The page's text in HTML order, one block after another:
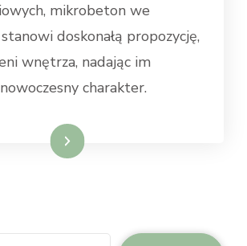
mikrobeton we
doskonałą propozycję,
wnętrza, nadając im
charakter.
Weiterlesen